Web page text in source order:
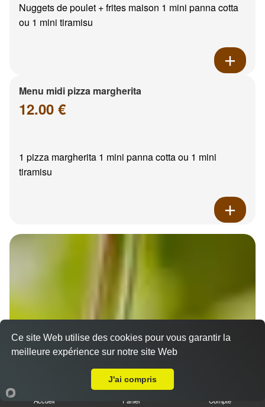
Nuggets de poulet + frites maison 1 mini panna cotta
ou 1 mini tiramisu
Menu midi pizza margherita
12.00 €
1 pizza margherita 1 mini panna cotta ou 1 mini
tiramisu
Accueil Panier Compte
Ce site Web utilise des cookies pour vous garantir la
meilleure expérience sur notre site Web
J'ai compris